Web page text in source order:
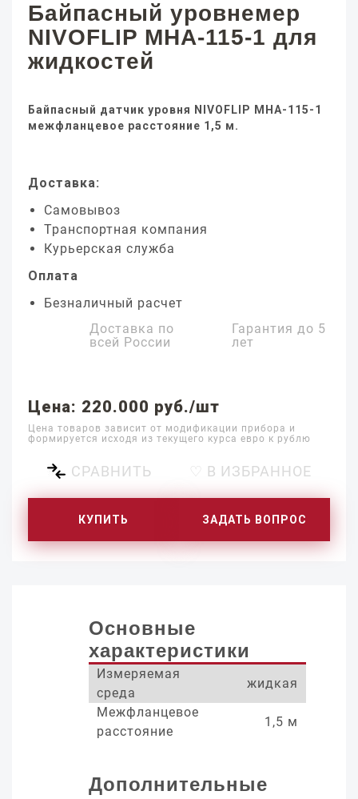
Байпасный уровнемер
NIVOFLIP MHA-115-1 для
жидкостей
Байпасный датчик уровня NIVOFLIP MHA-115-1
межфланцевое расстояние 1,5 м.
Доставка:
Самовывоз
Транспортная компания
Курьерская служба
Оплата
Безналичный расчет
Доставка по
всей России
Гарантия до 5
лет
Цена: 220.000 руб./шт
Цена товаров зависит от модификации прибора и
формируется исходя из текущего курса евро к рублю
СРАВНИТЬ ♡ В ИЗБРАННОЕ
КУПИТЬ ЗАДАТЬ ВОПРОС
Основные
характеристики
Измеряемая
среда
жидкая
Межфланцевое
расстояние
1,5 м
Дополнительные